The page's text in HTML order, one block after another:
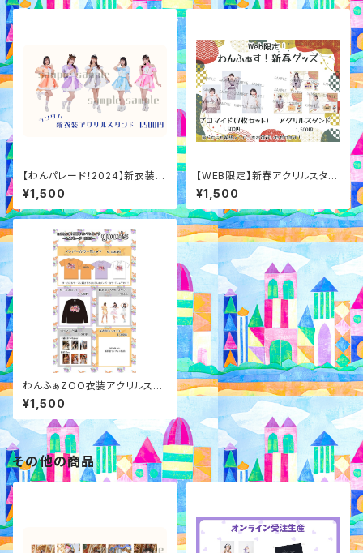
【わんパレード！2024】新衣装ア
クリルスタンド
¥1,500
【WEB限定】新春アクリルスタン
ド
¥1,500
わんふぁZOO衣装アクリルスタ
ンド
¥1,500
その他の商品